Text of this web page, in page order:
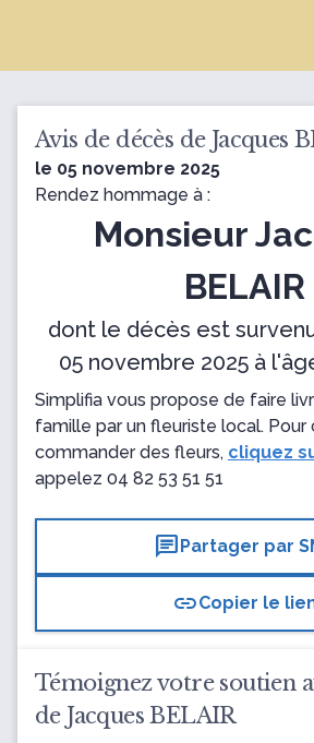
Avis de décès de Jacques
le 05 novembre 2025
Rendez hommage à :
Monsieur
BELAIR
dont le décès est
05 novembre 2025 à
Simplifia vous propose de faire
famille par un fleuriste local. Pour
commander des fleurs, cliquez
appelez 04 82 53 51 51
chatPartager par
linkCopier le
Témoignez votre soutien
de Jacques BELAIR